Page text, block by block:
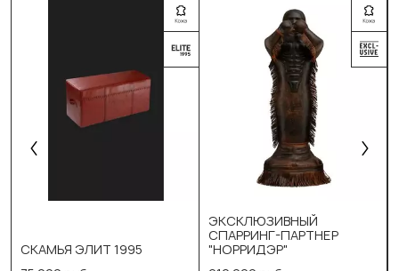
СКАМЬЯ ЭЛИТ 1995
ЭКСКЛЮЗИВНЫЙ
СПАРРИНГ-ПАРТНЕР
"НОРРИДЭР"